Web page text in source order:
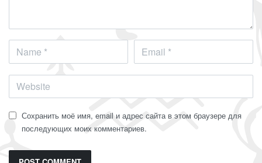
Сохранить моё имя, email и адрес сайта в этом браузере для
последующих моих комментариев.